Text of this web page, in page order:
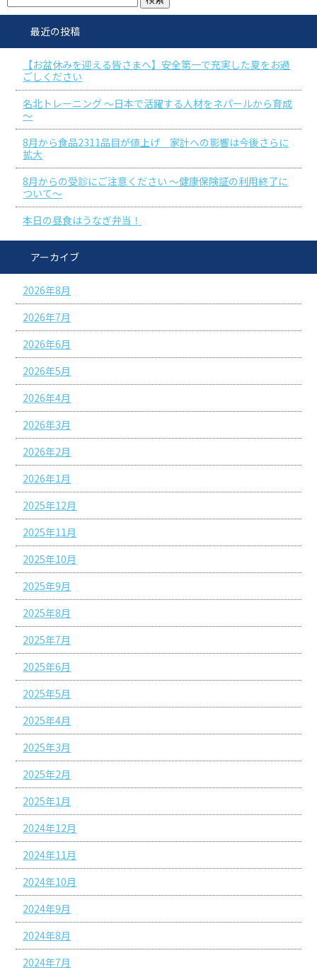
最近の投稿
【お盆休みを迎える皆さまへ】安全第一で充実した夏をお過
ごしください
名北トレーニング ～日本で活躍する人材をネパールから育成
～
8月から食品2311品目が値上げ 家計への影響は今後さらに
拡大
8月からの受診にご注意ください ～健康保険証の利用終了に
ついて～
本日の昼食はうなぎ弁当！
アーカイブ
2026年8月
2026年7月
2026年6月
2026年5月
2026年4月
2026年3月
2026年2月
2026年1月
2025年12月
2025年11月
2025年10月
2025年9月
2025年8月
2025年7月
2025年6月
2025年5月
2025年4月
2025年3月
2025年2月
2025年1月
2024年12月
2024年11月
2024年10月
2024年9月
2024年8月
2024年7月